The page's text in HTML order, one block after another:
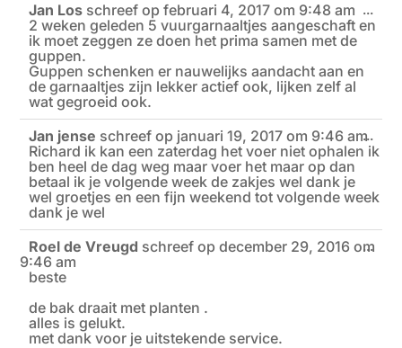
Jan Los schreef op februari 4, 2017 om 9:48 am
2 weken geleden 5 vuurgarnaaltjes aangeschaft en
ik moet zeggen ze doen het prima samen met de
guppen.
Guppen schenken er nauwelijks aandacht aan en
de garnaaltjes zijn lekker actief ook, lijken zelf al
wat gegroeid ook.
...
deze
Jan jense schreef op januari 19, 2017 om 9:46 am
Richard ik kan een zaterdag het voer niet ophalen ik
ben heel de dag weg maar voer het maar op dan
betaal ik je volgende week de zakjes wel dank je
wel groetjes en een fijn weekend tot volgende week
dank je wel
...
deze
Roel de Vreugd schreef op december 29, 2016 om
9:46 am
beste
de bak draait met planten .
alles is gelukt.
met dank voor je uitstekende service.
...